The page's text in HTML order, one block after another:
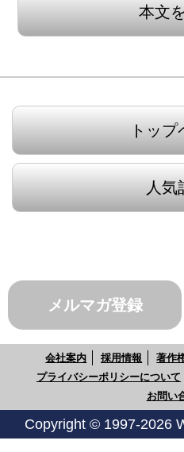
本文
トップ
人気
メルマガ登録
会社案内 採用情報 著作
プライバシーポリシーについて
お問い
Copyright © 1997-2026